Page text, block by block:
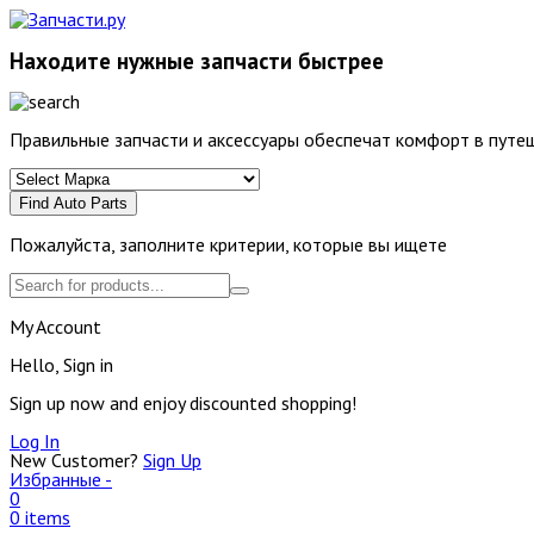
Находите нужные запчасти быстрее
Правильные запчасти и аксессуары обеспечат комфорт в
Find Auto Parts
Пожалуйста, заполните критерии, которые вы ищете
My Account
Hello, Sign in
Sign up now and enjoy discounted shopping!
Log In
New Customer? Sign Up
Избранные -
0
0 items